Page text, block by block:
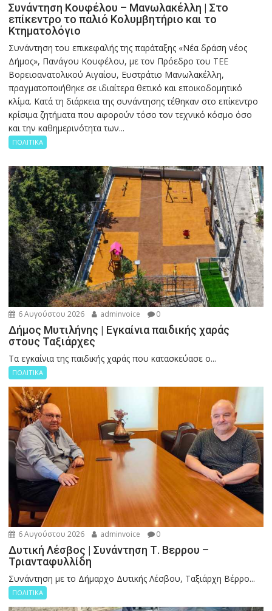
Συνάντηση Κουφέλου – Μανωλακέλλη | Στο
επίκεντρο το παλιό Κολυμβητήριο και το
Κτηματολόγιο
Συνάντηση του επικεφαλής της παράταξης «Νέα δράση νέος
Δήμος», Πανάγου Κουφέλου, με τον Πρόεδρο του ΤΕΕ
Βορειοανατολικού Αιγαίου, Ευστράτιο Μανωλακέλλη,
πραγματοποιήθηκε σε ιδιαίτερα θετικό και εποικοδομητικό
κλίμα. Κατά τη διάρκεια της συνάντησης τέθηκαν στο επίκεντρο
κρίσιμα ζητήματα που αφορούν τόσο τον τεχνικό κόσμο όσο
και την καθημερινότητα των...
ΠΟΛΙΤΙΚΑ
6 Αυγούστου 2026 adminvoice 0
Δήμος Μυτιλήνης | Εγκαίνια παιδικής χαράς
στους Ταξιάρχες
Tα εγκαίνια της παιδικής χαράς που κατασκεύασε ο...
ΠΟΛΙΤΙΚΑ
6 Αυγούστου 2026 adminvoice 0
Δυτική Λέσβος | Συνάντηση Τ. Βερρου –
Τριανταφυλλίδη
Συνάντηση με το Δήμαρχο Δυτικής Λέσβου, Ταξιάρχη Βέρρο...
ΠΟΛΙΤΙΚΑ